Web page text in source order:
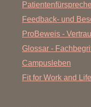
Feedback- und
ProBeweis -
Glossar -
Campusleben
Fit for Work and Life